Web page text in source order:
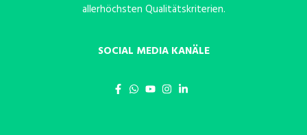
allerhöchsten Qualitätskriterien.
SOCIAL MEDIA KANÄLE